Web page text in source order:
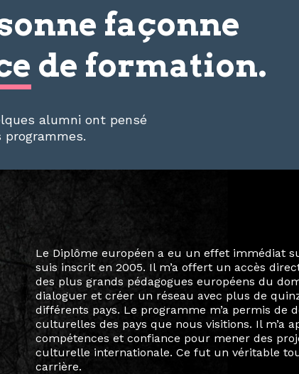
façonne
de formation.
alumni ont pensé
programmes.
Le destin a voulu que ma vie privée et ma vie
arts soient étroitement liées. Durant mon
Marcel Hicter, j’ai intégré un réseau européen
vibrant, qui s’est étendu bien au-delà de la
quelques mois, j’invitais mes camarades à
allant de Baguio City à Pékin, de Helsinki à
Manille, Tokyo et Varsovie, renforçant ainsi ma
consistant à connecter des artistes à travers les
continents.